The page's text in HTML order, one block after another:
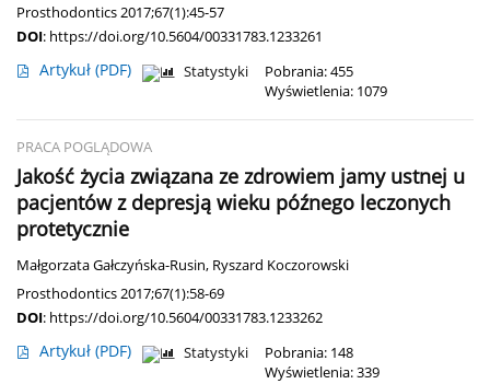
Prosthodontics 2017;67(1):45-57
DOI: https://doi.org/10.5604/00331783.1233261
Artykuł (PDF) Statystyki
Pobrania: 455
Wyświetlenia: 1079
PRACA POGLĄDOWA
Jakość życia związana ze zdrowiem jamy ustnej u
pacjentów z depresją wieku późnego leczonych
protetycznie
Małgorzata Gałczyńska-Rusin, Ryszard Koczorowski
Prosthodontics 2017;67(1):58-69
DOI: https://doi.org/10.5604/00331783.1233262
Artykuł (PDF) Statystyki
Pobrania: 148
Wyświetlenia: 339